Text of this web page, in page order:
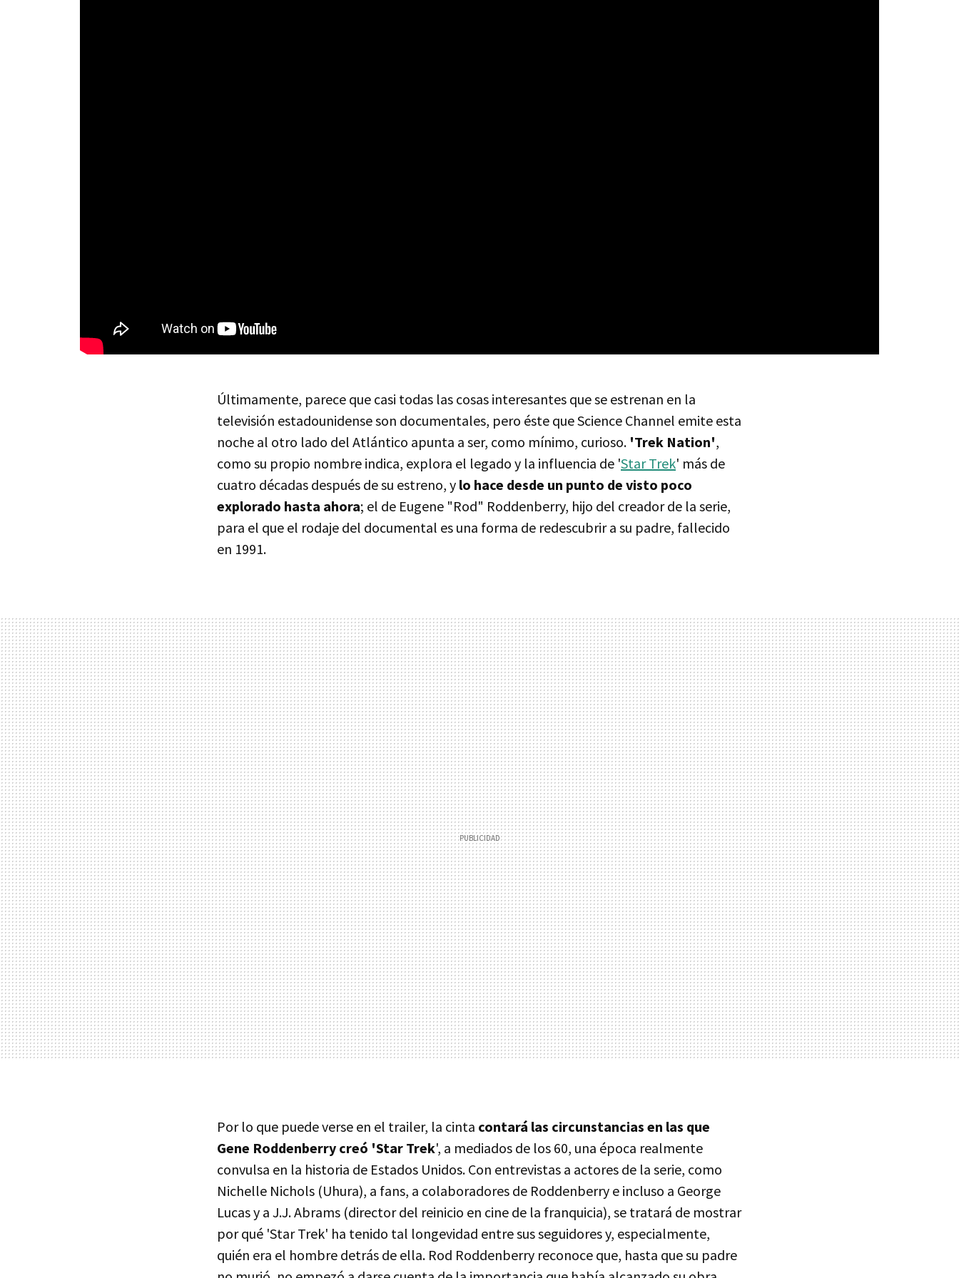
Últimamente, parece que casi todas las cosas interesantes que se estrenan en la
televisión estadounidense son documentales, pero éste que Science Channel emite esta
noche al otro lado del Atlántico apunta a ser, como mínimo, curioso. 'Trek Nation',
como su propio nombre indica, explora el legado y la influencia de 'Star Trek' más de
cuatro décadas después de su estreno, y lo hace desde un punto de visto poco
explorado hasta ahora; el de Eugene "Rod" Roddenberry, hijo del creador de la serie,
para el que el rodaje del documental es una forma de redescubrir a su padre, fallecido
en 1991.
Por lo que puede verse en el trailer, la cinta contará las circunstancias en las que
Gene Roddenberry creó 'Star Trek', a mediados de los 60, una época realmente
convulsa en la historia de Estados Unidos. Con entrevistas a actores de la serie, como
Nichelle Nichols (Uhura), a fans, a colaboradores de Roddenberry e incluso a George
Lucas y a J.J. Abrams (director del reinicio en cine de la franquicia), se tratará de mostrar
por qué 'Star Trek' ha tenido tal longevidad entre sus seguidores y, especialmente,
quién era el hombre detrás de ella. Rod Roddenberry reconoce que, hasta que su padre